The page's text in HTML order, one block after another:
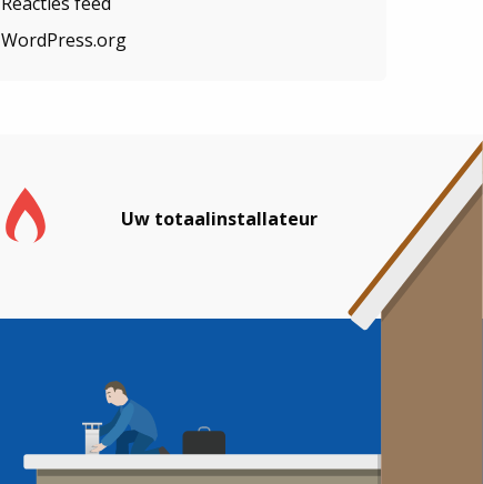
WordPress.org
Uw totaalinstallateur